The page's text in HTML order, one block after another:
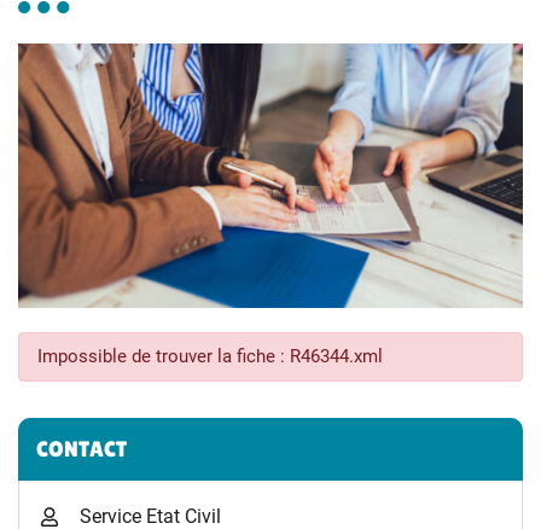
Impossible de trouver la fiche : R46344.xml
Informations complémentaires
CONTACT
Service Etat Civil